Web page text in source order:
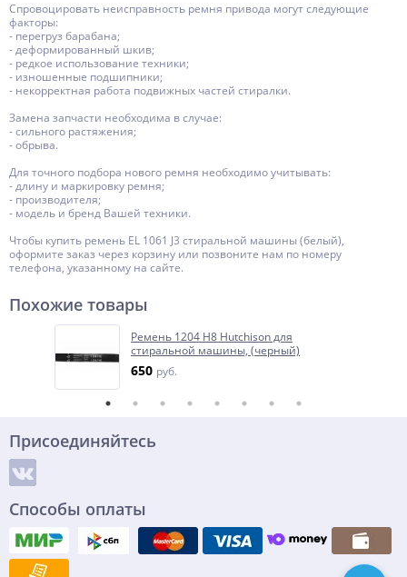
Спровоцировать неисправность ремня привода могут следующие
факторы:
- перегруз барабана;
- деформированный шкив;
- редкое использование техники;
- изношенные подшипники;
- некорректная работа подвижных частей стиралки.
Замена запчасти необходима в случае:
- сильного растяжения;
- обрыва.
Для точного подбора нового ремня необходимо учитывать:
- длину и маркировку ремня;
- производителя;
- модель и бренд Вашей техники.
Чтобы купить ремень EL 1061 J3 стиральной машины (белый),
оформите заказ через корзину или позвоните нам по номеру
телефона, указанному на сайте.
Похожие товары
Ремень 1204 H8 Hutchison для
стиральной машины, (черный)
650 руб.
Присоединяйтесь
Способы оплаты